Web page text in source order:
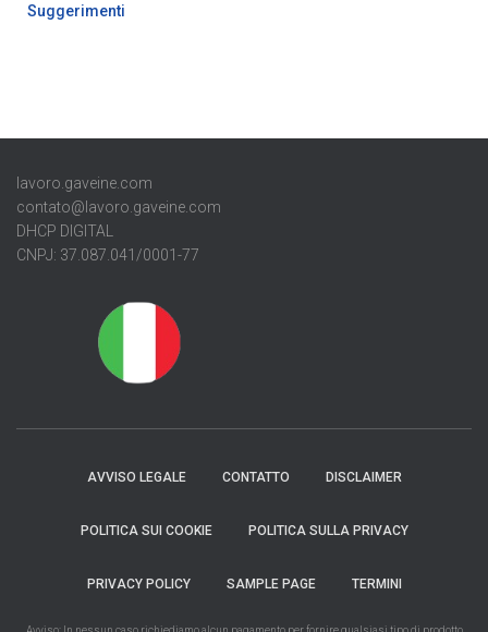
Suggerimenti
lavoro.gaveine.com
contato@lavoro.gaveine.com
DHCP DIGITAL
CNPJ: 37.087.041/0001-77
AVVISO LEGALE CONTATTO DISCLAIMER
POLITICA SUI COOKIE POLITICA SULLA PRIVACY
PRIVACY POLICY SAMPLE PAGE TERMINI